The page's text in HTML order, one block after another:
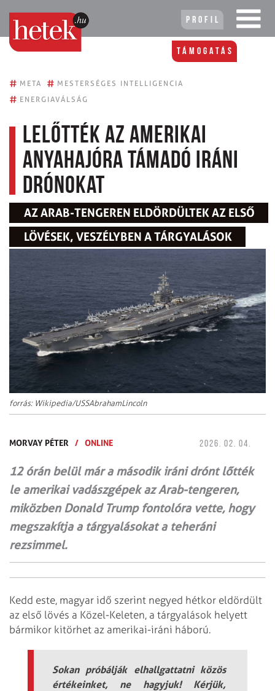
Profil
Támogatás
# META # MESTERSÉGES INTELLIGENCIA
# ENERGIAVÁLSÁG
Lelőtték az amerikai
anyahajóra támadó iráni
drónokat
AZ ARAB-TENGEREN ELDÖRDÜLTEK AZ ELSŐ
LÖVÉSEK, VESZÉLYBEN A TÁRGYALÁSOK
forrás: Wikipedia/USSAbrahamLincoln
MORVAY PÉTER / ONLINE 2026. 02. 04.
12 órán belül már a második iráni drónt lőtték
le amerikai vadászgépek az Arab-tengeren,
miközben Donald Trump fontolóra vette, hogy
megszakítja a tárgyalásokat a teheráni
rezsimmel.
Kedd este, magyar idő szerint negyed hétkor eldördült
az első lövés a Közel-Keleten, a tárgyalások helyett
bármikor kitörhet az amerikai-iráni háború.
Sokan próbálják elhallgattatni közös
értékeinket, ne hagyjuk! Kérjük,